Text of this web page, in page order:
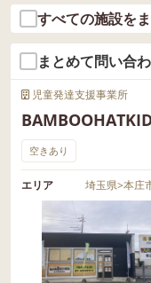
すべての施設を
まとめて問い合
児童発達支援事業所
空きあり
エリア 埼玉県>本庄